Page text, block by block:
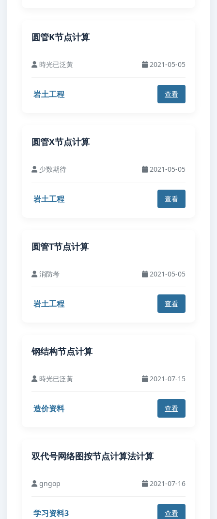
圆管K节点计算
時光已泛黃 2021-05-05
岩土工程 查看
圆管X节点计算
少数期待 2021-05-05
岩土工程 查看
圆管T节点计算
消防考 2021-05-05
岩土工程 查看
钢结构节点计算
時光已泛黃 2021-07-15
造价资料 查看
双代号网络图按节点计算法计算
gngop 2021-07-16
学习资料3 查看